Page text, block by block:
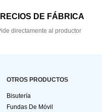
DE FÁBRICA
directamente al productor
OTROS PRODUCTOS
Bisutería
Fundas De Móvil